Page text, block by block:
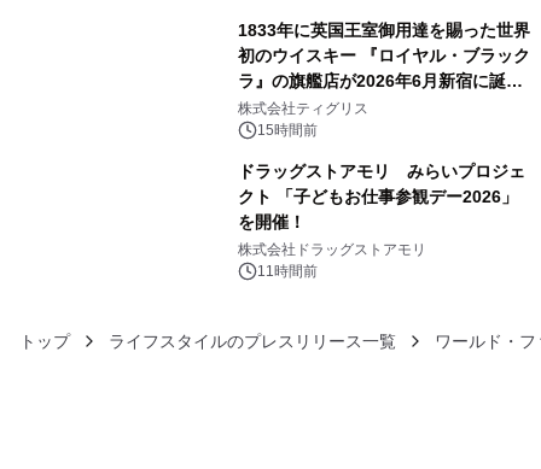
1833年に英国王室御用達を賜った世界
初のウイスキー 『ロイヤル・ブラック
ラ』の旗艦店が2026年6月新宿に誕
生 バカルディ ジャパンと連携した
没入型バー「BAR Arca」
株式会社ティグリス
15時間前
ドラッグストアモリ みらいプロジェ
クト 「子どもお仕事参観デー2026」
を開催！
株式会社ドラッグストアモリ
11時間前
トップ ライフスタイルのプレスリリース一覧 ワールド・